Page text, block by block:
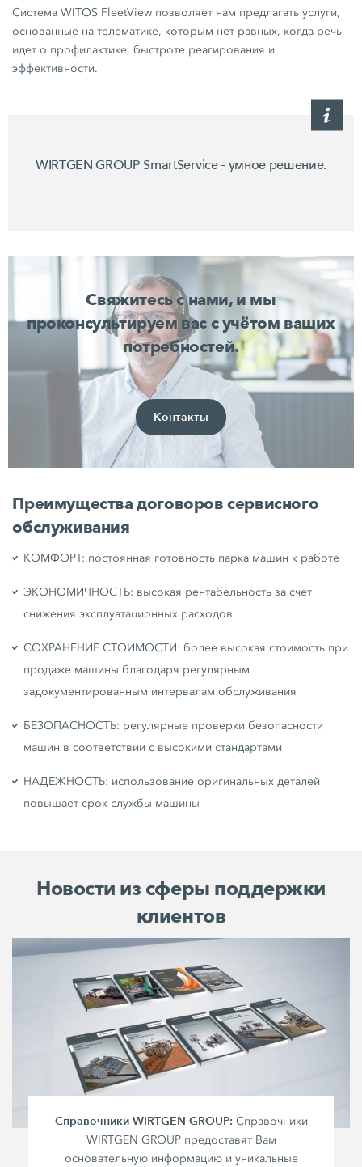
Система WITOS FleetView позволяет нам предлагать услуги,
основанные на телематике, которым нет равных, когда речь
идет о профилактике, быстроте реагирования и
эффективности.
WIRTGEN GROUP SmartService – умное решение.
Свяжитесь с нами, и мы
проконсультируем вас с учётом ваших
потребностей.
Контакты
Преимущества договоров сервисного
обслуживания
КОМФОРТ: постоянная готовность парка машин к работе
ЭКОНОМИЧНОСТЬ: высокая рентабельность за счет
снижения эксплуатационных расходов
СОХРАНЕНИЕ СТОИМОСТИ: более высокая стоимость при
продаже машины благодаря регулярным
задокументированным интервалам обслуживания
БЕЗОПАСНОСТЬ: регулярные проверки безопасности
машин в соответствии с высокими стандартами
НАДЕЖНОСТЬ: использование оригинальных деталей
повышает срок службы машины
Новости из сферы поддержки
клиентов
Справочники WIRTGEN GROUP: Справочники
WIRTGEN GROUP предоставят Вам
основательную информацию и уникальные